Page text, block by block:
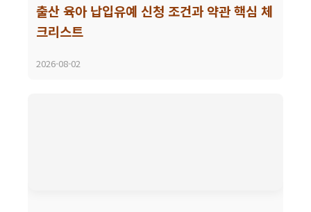
출산 육아 납입유예 신청 조건과 약관 핵심 체
크리스트
2026-08-02